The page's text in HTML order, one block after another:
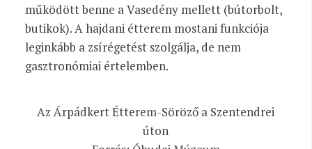
működött benne a Vasedény mellett (bútorbolt,
butikok). A hajdani étterem mostani funkciója
leginkább a zsírégetést szolgálja, de nem
gasztronómiai értelemben.
Az Árpádkert Étterem-Söröző a Szentendrei
úton